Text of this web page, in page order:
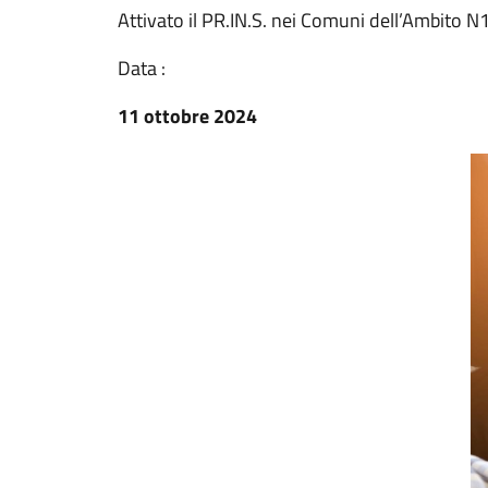
Attivato il PR.IN.S. nei Comuni dell’Ambito
Data :
11 ottobre 2024